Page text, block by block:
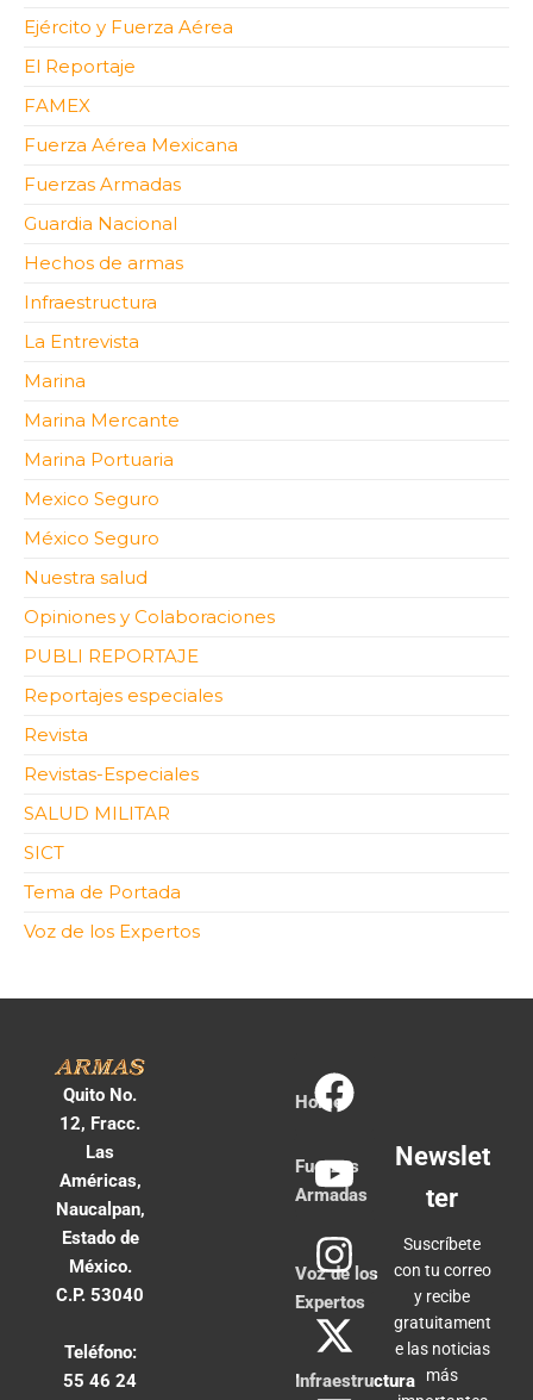
Ejército y Fuerza Aérea
El Reportaje
FAMEX
Fuerza Aérea Mexicana
Fuerzas Armadas
Guardia Nacional
Hechos de armas
Infraestructura
La Entrevista
Marina
Marina Mercante
Marina Portuaria
Mexico Seguro
México Seguro
Nuestra salud
Opiniones y Colaboraciones
PUBLI REPORTAJE
Reportajes especiales
Revista
Revistas-Especiales
SALUD MILITAR
SICT
Tema de Portada
Voz de los Expertos
Quito No.
12, Fracc.
Las
Américas,
Naucalpan,
Estado de
México.
C.P. 53040
Teléfono:
55 46 24
Home
Fuerzas
Armadas
Voz de los
Expertos
Infraestructura
Newslet
ter
Suscríbete
con tu correo
y recibe
gratuitament
e las noticias
más